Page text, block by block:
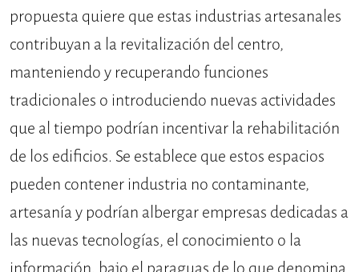
propuesta quiere que estas industrias artesanales
contribuyan a la revitalización del centro,
manteniendo y recuperando funciones
tradicionales o introduciendo nuevas actividades
que al tiempo podrían incentivar la rehabilitación
de los edificios. Se establece que estos espacios
pueden contener industria no contaminante,
artesanía y podrían albergar empresas dedicadas a
las nuevas tecnologías, el conocimiento o la